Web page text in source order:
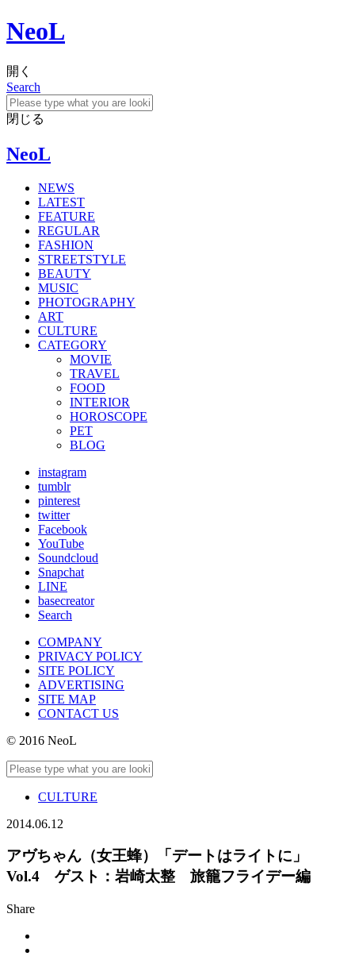
NeoL
開く
Search
閉じる
NeoL
NEWS
LATEST
FEATURE
REGULAR
FASHION
STREETSTYLE
BEAUTY
MUSIC
PHOTOGRAPHY
ART
CULTURE
CATEGORY
MOVIE
TRAVEL
FOOD
INTERIOR
HOROSCOPE
PET
BLOG
instagram
tumblr
pinterest
twitter
Facebook
YouTube
Soundcloud
Snapchat
LINE
basecreator
Search
COMPANY
PRIVACY POLICY
SITE POLICY
ADVERTISING
SITE MAP
CONTACT US
© 2016 NeoL
CULTURE
2014.06.12
アヴちゃん（女王蜂）「デートはライトに」
Vol.4 ゲスト：岩崎太整 旅籠フライデー編
Share